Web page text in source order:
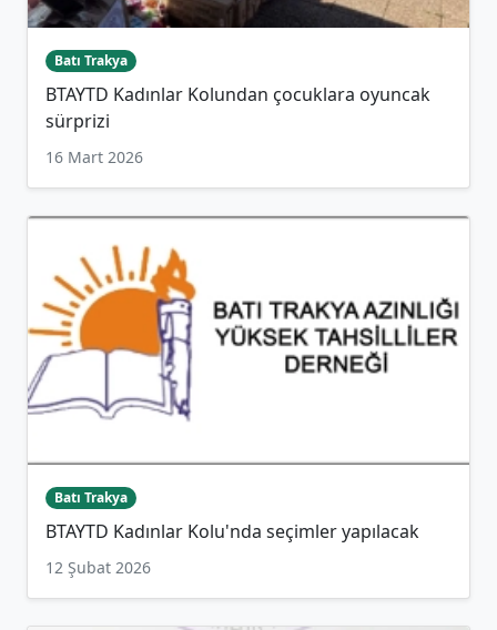
Batı Trakya
BTAYTD Kadınlar Kolundan çocuklara oyuncak
sürprizi
16 Mart 2026
Batı Trakya
BTAYTD Kadınlar Kolu'nda seçimler yapılacak
12 Şubat 2026